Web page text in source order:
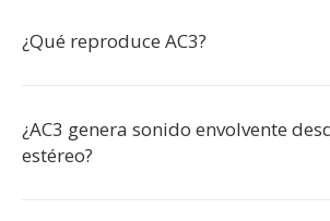
¿Qué reproduce AC3?
¿AC3 genera sonido envolvente
estéreo?